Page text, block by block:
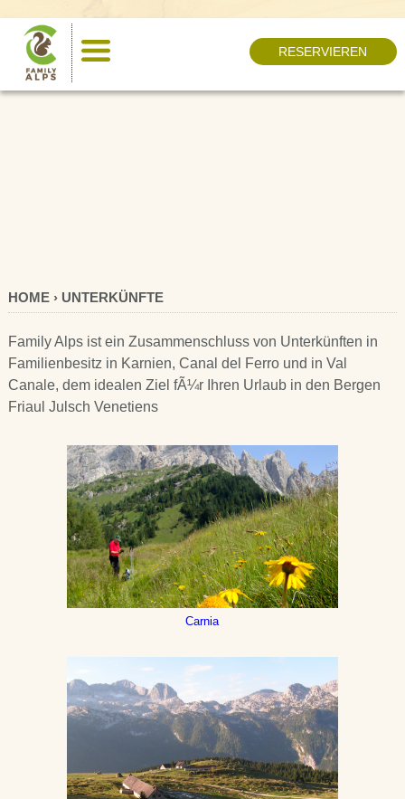
RESERVIEREN
HOME › UNTERKÜNFTE
Family Alps ist ein Zusammenschluss von Unterkünften in
Familienbesitz in Karnien, Canal del Ferro und in Val
Canale, dem idealen Ziel fÃ¼r Ihren Urlaub in den Bergen
Friaul Julsch Venetiens
Carnia